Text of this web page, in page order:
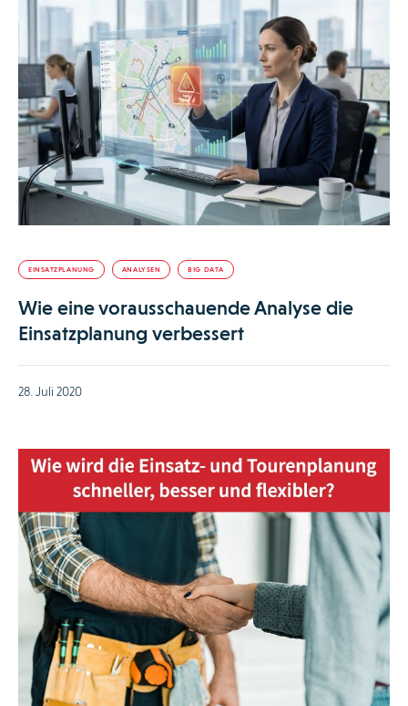
EINSATZPLANUNG ANALYSEN BIG DATA
Wie eine vorausschauende Analyse die
Einsatzplanung verbessert
28. Juli 2020